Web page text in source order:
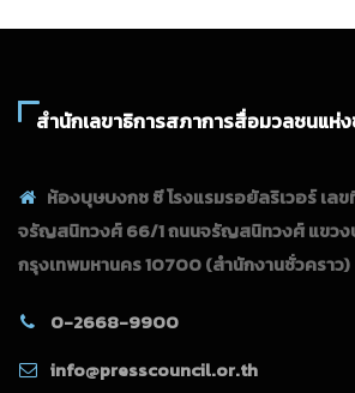
สำนักเลขาธิการสภาการสื่อมวลชนแห่
ห้องบุษบงกช ซี โรงแรมรอยัลริเวอร์ เลข
จรัญสนิทวงศ์ 66/1 ถนนจรัญสนิทวงศ์ แขว
กรุงเทพมหานคร 10700(สำนักงานชั่วคราว)
0-2668-9900
info@presscouncil.or.th